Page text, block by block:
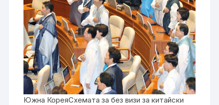
Южна КореяСхемата за без визи за китайски